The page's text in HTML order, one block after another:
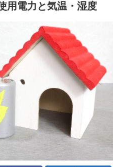
用電力と気温・湿度